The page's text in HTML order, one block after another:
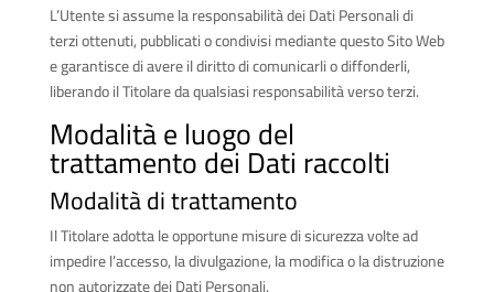
L’Utente si assume la responsabilità dei Dati Personali di
terzi ottenuti, pubblicati o condivisi mediante questo Sito Web
e garantisce di avere il diritto di comunicarli o diffonderli,
liberando il Titolare da qualsiasi responsabilità verso terzi.
Modalità e luogo del
trattamento dei Dati raccolti
Modalità di trattamento
Il Titolare adotta le opportune misure di sicurezza volte ad
impedire l’accesso, la divulgazione, la modifica o la distruzione